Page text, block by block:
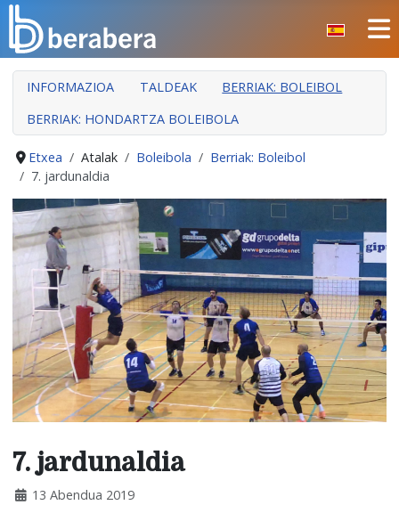
ITXI
HASIERA
KLUBA
MANTEO
ATALAK
JARDUERAK
GIZARTE ARLOA
INDARKERIAREN PREBENTZIOA
INFORMAZIOA TALDEAK
BERRIAK: BOLEIBOL
BERRIAK: HONDARTZA BOLEIBOLA
Etxea Atalak Boleibola
Berriak: Boleibol
7. jardunaldia
7. jardunaldia
13 Abendua 2019